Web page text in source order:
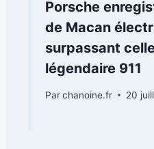
Porsche
de Macan
surpassant
légendaire 911
Parchanoine.fr 20